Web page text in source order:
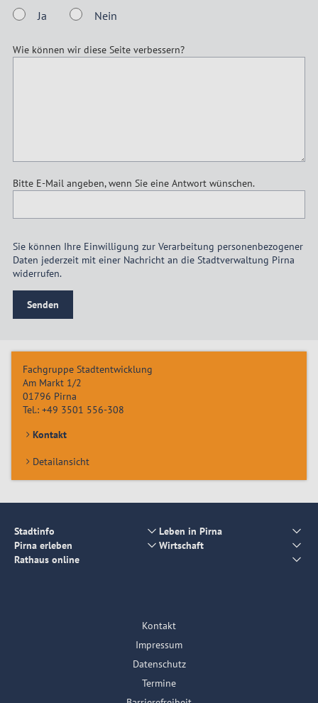
Ja Nein
Wie können wir diese Seite verbessern?
Bitte E-Mail angeben, wenn Sie eine Antwort wünschen.
Sie können Ihre Einwilligung zur Verarbeitung personenbezogener
Daten jederzeit mit einer Nachricht an die Stadtverwaltung Pirna
widerrufen.
Senden
Fachgruppe Stadtentwicklung
Am Markt 1/2
01796 Pirna
Tel.: +49 3501 556-308
Kontakt
Detailansicht
Stadtinfo
Leben in Pirna
Pirna erleben
Wirtschaft
Rathaus online
Kontakt
Impressum
Datenschutz
Termine